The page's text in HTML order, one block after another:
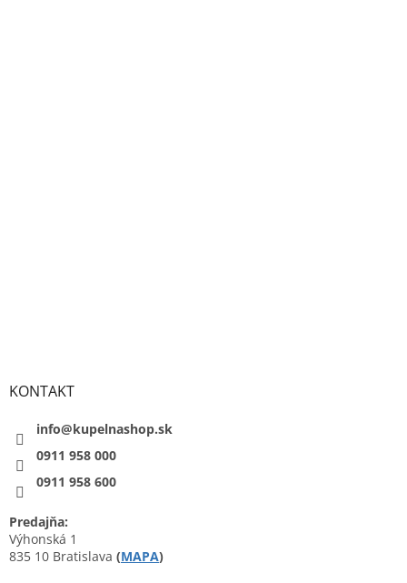
KONTAKT
info@kupelnashop.sk
0911 958 000
0911 958 600
Predajňa:
Výhonská 1
835 10 Bratislava (MAPA)